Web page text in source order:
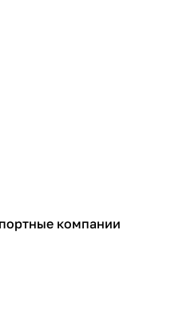
компании